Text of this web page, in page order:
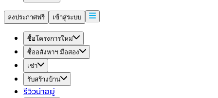
ลงประกาศฟรี เข้าสู่ระบบ
ซื้อโครงการใหม่
ซื้ออสังหาฯ มือสอง
เช่า
รับสร้างบ้าน
รีวิวน่าอยู่